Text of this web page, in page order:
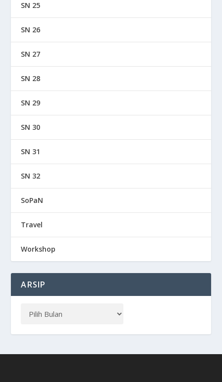
SN 25
SN 26
SN 27
SN 28
SN 29
SN 30
SN 31
SN 32
SoPaN
Travel
Workshop
ARSIP